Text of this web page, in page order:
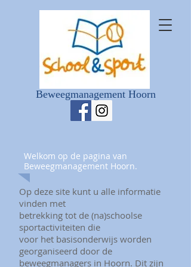
Beweegmanagement Hoorn
Welkom op de pagina van
Beweegmanagement Hoorn.
Op deze site kunt u alle informatie
vinden met
betrekking tot de (na)schoolse
sportactiviteiten die
voor het basisonderwijs worden
georganiseerd door de
beweegmanagers in Hoorn. Dit zijn